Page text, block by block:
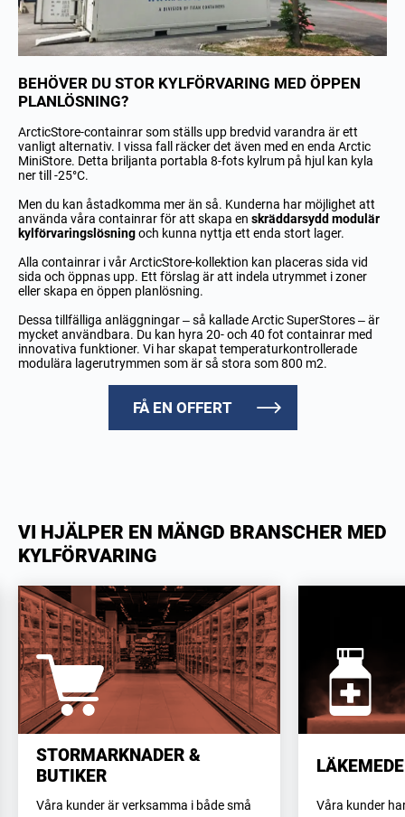
BEHÖVER DU STOR KYLFÖRVARING MED ÖPPEN
PLANLÖSNING?
ArcticStore-containrar som ställs upp bredvid varandra är ett
vanligt alternativ. I vissa fall räcker det även med en enda Arctic
MiniStore. Detta briljanta portabla 8-fots kylrum på hjul kan kyla
ner till -25°C.
Men du kan åstadkomma mer än så. Kunderna har möjlighet att
använda våra containrar för att skapa en skräddarsydd modulär
kylförvaringslösningoch kunna nyttja ett enda stort lager.
Alla containrar i vår ArcticStore-kollektion kan placeras sida vid
sida och öppnas upp. Ett förslag är att indela utrymmet i zoner
eller skapa en öppen planlösning.
Dessa tillfälliga anläggningar – så kallade Arctic SuperStores – är
mycket användbara. Du kan hyra 20- och 40 fot containrar med
innovativa funktioner. Vi har skapat temperaturkontrollerade
modulära lagerutrymmen som är så stora som 800 m2.
FÅ EN OFFERT
VI HJÄLPER EN MÄNGD BRANSCHER MED
KYLFÖRVARING
STORMARKNADER &
BUTIKER
Våra kunder är verksamma i både små
Våra kunder